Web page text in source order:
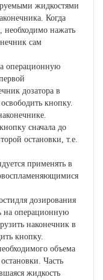
жидкостями
Когда
необходимо нажать
сам
операционную
дозатора в
кнопку.
сначала до
остановки, т.е.
применять в
дозирования
на операционную
наконечник в
кнопку.
объема
Часть
жидкость